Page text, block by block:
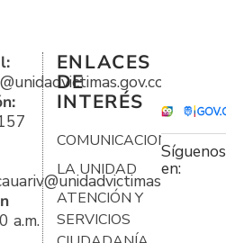
a.m.
ENLACES
DE
INTERÉS
COMUNICACIONES
LA UNIDAD
ATENCIÓN Y
SERVICIOS
Síguenos
en: